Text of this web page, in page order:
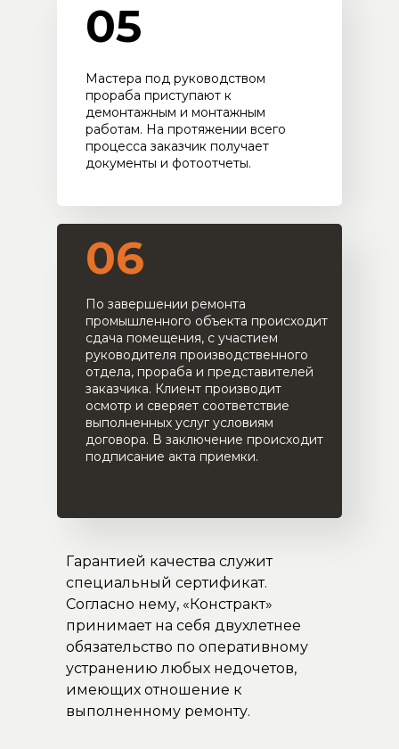
Мастера под руководством
прораба приступают к
демонтажным и монтажным
работам. На протяжении всего
процесса заказчик получает
документы и фотоотчеты.
05
По завершении ремонта
промышленного объекта происходит
сдача помещения, с участием
руководителя производственного
отдела, прораба и представителей
заказчика. Клиент производит
осмотр и сверяет соответствие
выполненных услуг условиям
договора. В заключение происходит
подписание акта приемки.
06
Гарантией качества служит
специальный сертификат.
Согласно нему, «Констракт»
принимает на себя двухлетнее
обязательство по оперативному
устранению любых недочетов,
имеющих отношение к
выполненному ремонту.